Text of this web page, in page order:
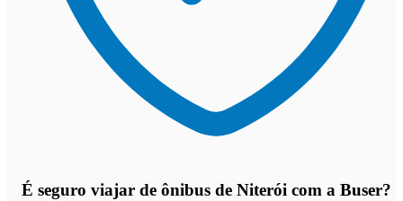
É seguro viajar de ônibus de Niterói com a Buser?